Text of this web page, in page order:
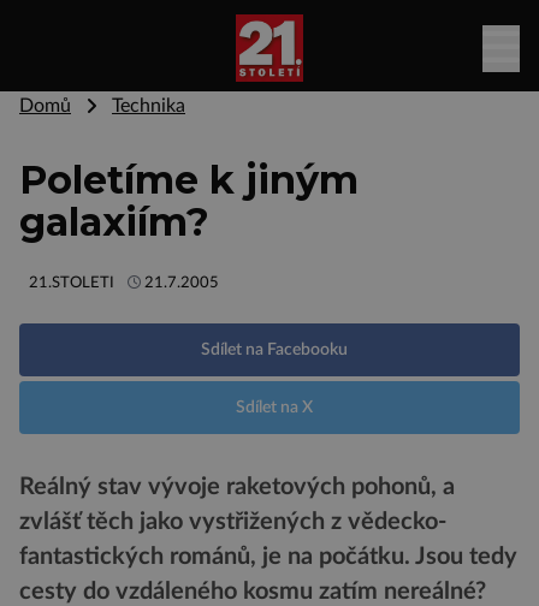
Domů Technika
Poletíme k jiným
galaxiím?
21.STOLETI 21.7.2005
Sdílet na Facebooku
Sdílet na X
Reálný stav vývoje raketových pohonů, a
zvlášť těch jako vystřižených z vědecko-
fantastických románů, je na počátku. Jsou tedy
cesty do vzdáleného kosmu zatím nereálné?